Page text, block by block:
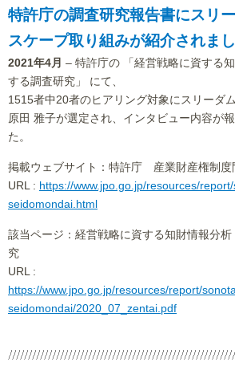
特許庁の調査研究報告書にスリ
スケープ取り組みが紹介されま
2021年4月 – 特許庁の 「経営戦略に資する
する調査研究」 にて、
1515者中20者のヒアリング対象にスリーダ
原田 雅子が選定され、インタビュー内容が
た。
掲載ウェブサイト：特許庁 産業財産権制度
URL : https://www.jpo.go.jp/resources/
seidomondai.html
該当ページ：経営戦略に資する知財情報分
究
URL :
https://www.jpo.go.jp/resources/report/
seidomondai/2020_07_zentai.pdf